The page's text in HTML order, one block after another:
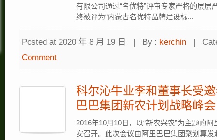
有限公司通过“名优特”评审专家严格的层层
终被评为“内蒙古名优特品牌建设标...
Posted at 2020 年 8 月 19 日 | By : kerchin |
Comment
科尔沁牛业李和董事长受
巴巴集团新农计划战略峰会
2016年10月10日，以“新农兴农”为主题的
安召开。此次会议由阿里巴巴集团聚划算